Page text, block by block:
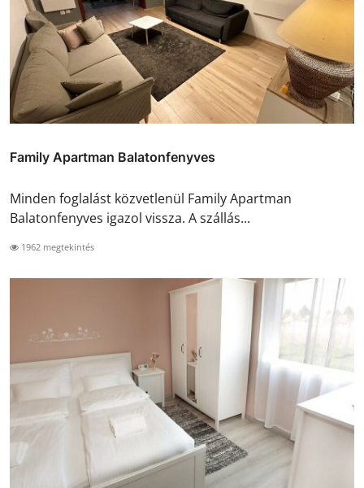
Family Apartman Balatonfenyves
Minden foglalást közvetlenül Family Apartman
Balatonfenyves igazol vissza. A szállás...
1962 megtekintés